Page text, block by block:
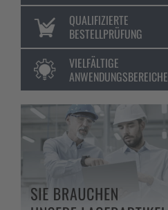
QUALIFIZIERTE
BESTELLPRÜFUNG
VIELFÄLTIGE
ANWENDUNGSBEREICHE